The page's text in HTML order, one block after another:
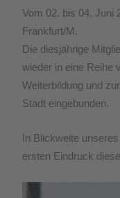
Vom 02. bis 04. Juni
Frankfurt/M.
Die diesjährige
wieder in eine Reihe
Weiterbildung und
Stadt eingebunden.
In Blickweite
ersten Eindruck